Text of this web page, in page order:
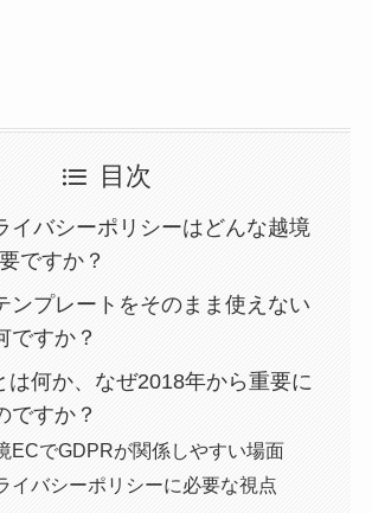
目次
イバシーポリシーはどんな越境
ですか？
ンプレートをそのまま使えない
ですか？
は何か、なぜ2018年から重要に
ですか？
ECでGDPRが関係しやすい場面
イバシーポリシーに必要な視点